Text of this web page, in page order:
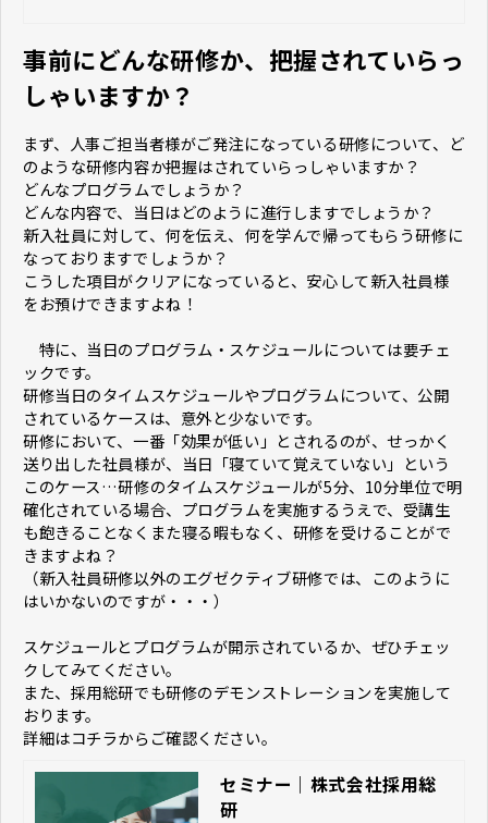
事前にどんな研修か、把握されていらっ
しゃいますか？
まず、人事ご担当者様がご発注になっている研修について、ど
のような研修内容か把握はされていらっしゃいますか？
どんなプログラムでしょうか？
どんな内容で、当日はどのように進行しますでしょうか？
新入社員に対して、何を伝え、何を学んで帰ってもらう研修に
なっておりますでしょうか？
こうした項目がクリアになっていると、安心して新入社員様
をお預けできますよね！
特に、当日のプログラム・スケジュールについては要チェ
ックです。
研修当日のタイムスケジュールやプログラムについて、公開
されているケースは、意外と少ないです。
研修において、一番「効果が低い」とされるのが、せっかく
送り出した社員様が、当日「寝ていて覚えていない」という
このケース…研修のタイムスケジュールが5分、10分単位で明
確化されている場合、プログラムを実施するうえで、受講生
も飽きることなくまた寝る暇もなく、研修を受けることがで
きますよね？
（新入社員研修以外のエグゼクティブ研修では、このように
はいかないのですが・・・）
スケジュールとプログラムが開示されているか、ぜひチェッ
クしてみてください。
また、採用総研でも研修のデモンストレーションを実施して
おります。
詳細はコチラからご確認ください。
セミナー｜株式会社採用総
研